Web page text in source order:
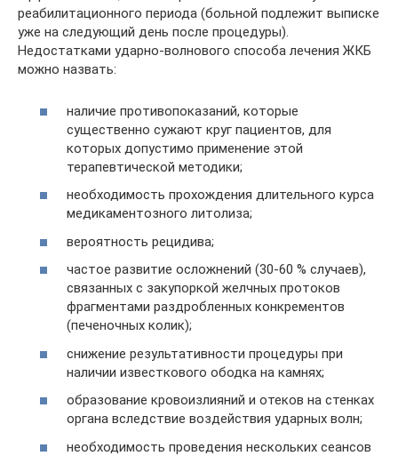
реабилитационного периода (больной подлежит выписке
уже на следующий день после процедуры).
Недостатками ударно-волнового способа лечения ЖКБ
можно назвать:
наличие противопоказаний, которые
существенно сужают круг пациентов, для
которых допустимо применение этой
терапевтической методики;
необходимость прохождения длительного курса
медикаментозного литолиза;
вероятность рецидива;
частое развитие осложнений (30-60 % случаев),
связанных с закупоркой желчных протоков
фрагментами раздробленных конкрементов
(печеночных колик);
снижение результативности процедуры при
наличии известкового ободка на камнях;
образование кровоизлияний и отеков на стенках
органа вследствие воздействия ударных волн;
необходимость проведения нескольких сеансов